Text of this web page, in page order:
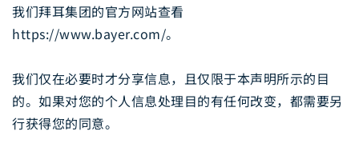
我们拜耳集团的官方网站查看
https://www.bayer.com/。
我们仅在必要时才分享信息，且仅限于本声明所示的目
的。如果对您的个人信息处理目的有任何改变，都需要另
行获得您的同意。